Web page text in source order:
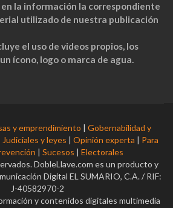
la información la correspondiente
utilizado de nuestra publicación
el uso de videos propios, los
ícono, logo o marca de agua.
y emprendimiento | Gobernabilidad y
Judiciales y leyes | Opinión experta | Para
| Sucesos | Electorales
DobleLlave.com es un producto y
Digital EL SUMARIO, C.A. / RIF:
J-40582970-2
y contenidos digitales multimedia